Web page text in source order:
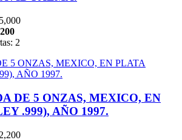
2
DE 5 ONZAS, MEXICO, EN
.999), AÑO 1997.